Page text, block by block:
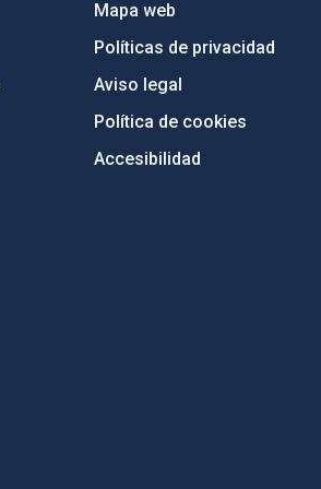
Mapa web
Políticas de privacidad
Aviso legal
Política de cookies
Accesibilidad